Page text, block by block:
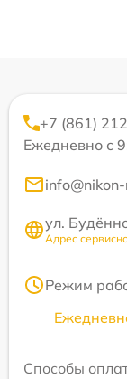
+7 (861)
Ежедневно с
ул.
Адрес
Режим
Способы